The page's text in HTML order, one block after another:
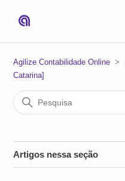
Agilize Contabilidade Online
Catarina]
Artigos nessa seção